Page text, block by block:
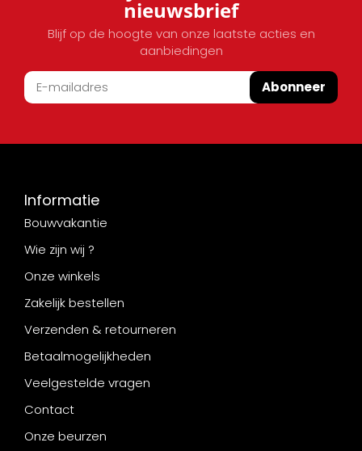
nieuwsbrief
Blijf op de hoogte van onze laatste acties en
aanbiedingen
Abonneer
Informatie
Bouwvakantie
Wie zijn wij ?
Onze winkels
Zakelijk bestellen
Verzenden & retourneren
Betaalmogelijkheden
Veelgestelde vragen
Contact
Onze beurzen